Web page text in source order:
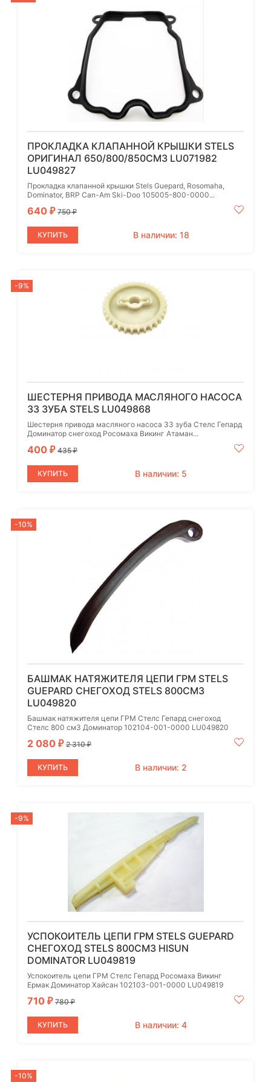
ПРОКЛАДКА КЛАПАННОЙ КРЫШКИ STELS
ОРИГИНАЛ 650/800/850СМ3 LU071982
LU049827
Прокладка клапанной крышки Stels Guepard, Rosomaha,
Dominator, BRP Can-Am Ski-Doo 105005-800-0000...
640 ₽ 750₽
КУПИТЬ В наличии: 18
-9%
ШЕСТЕРНЯ ПРИВОДА МАСЛЯНОГО НАСОСА
33 ЗУБА STELS LU049868
Шестерня привода масляного насоса 33 зуба Стелс Гепард
Доминатор снегоход Росомаха Викинг Атаман...
400 ₽ 435₽
КУПИТЬ В наличии: 5
-10%
БАШМАК НАТЯЖИТЕЛЯ ЦЕПИ ГРМ STELS
GUEPARD СНЕГОХОД STELS 800СМ3
LU049820
Башмак натяжителя цепи ГРМ Стелс Гепард снегоход
Стелс 800 см3 Доминатор 102104-001-0000 LU049820
2 080 ₽ 2 310₽
КУПИТЬ В наличии: 2
-9%
УСПОКОИТЕЛЬ ЦЕПИ ГРМ STELS GUEPARD
СНЕГОХОД STELS 800СМ3 HISUN
DOMINATOR LU049819
Успокоитель цепи ГРМ Стелс Гепард Росомаха Викинг
Ермак Доминатор Хайсан 102103-001-0000 LU049819
710 ₽ 780₽
КУПИТЬ В наличии: 4
-10%